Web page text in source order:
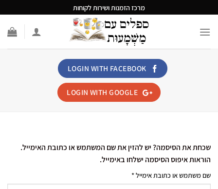
to
content
מרכז הזמנות ושירות לקוחות
LOGIN WITH FACEBOOK
LOGIN WITHGOOGLE
שכחת את הסיסמה? יש להזין את שם המשתמש או כתובת האימייל.
הוראות איפוס הסיסמה ישלחו באימייל.
שם משתמש או כתובת אימייל*חובה